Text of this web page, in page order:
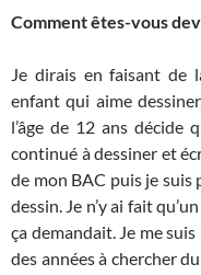
Comment êtes-vous
Je dirais en faisant de
enfant qui aime
l’âge de 12 ans décide
continué à dessiner et
de mon BAC puis je
dessin. Je n’y ai fait
ça demandait. Je me
des années à chercher